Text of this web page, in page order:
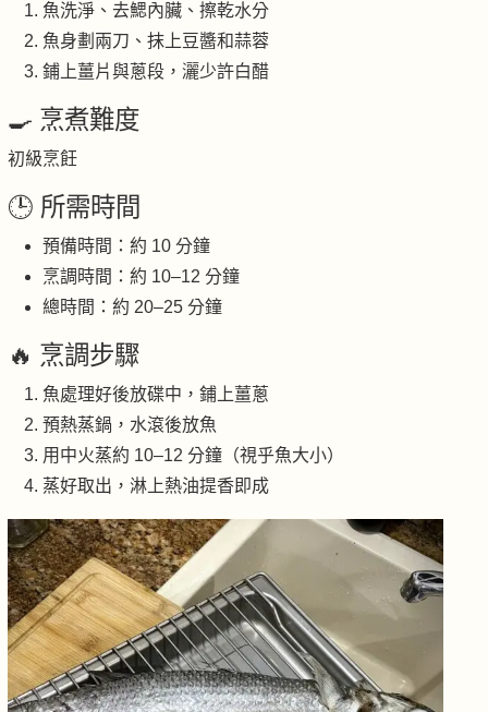
魚洗淨、去鰓內臟、擦乾水分
魚身劃兩刀、抹上豆醬和蒜蓉
鋪上薑片與蔥段，灑少許白醋
🍳 烹煮難度
初級烹飪
🕒 所需時間
預備時間：約 10 分鐘
烹調時間：約 10–12 分鐘
總時間：約 20–25 分鐘
🔥 烹調步驟
魚處理好後放碟中，鋪上薑蔥
預熱蒸鍋，水滾後放魚
用中火蒸約 10–12 分鐘（視乎魚大小）
蒸好取出，淋上熱油提香即成